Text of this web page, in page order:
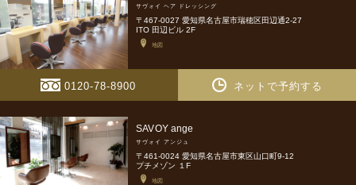
サヴォイ ヘア ドレッシング
〒467-0027 愛知県名古屋市瑞穂区田辺通2-27
ITO 田辺ビル 2F
地図
0120-78-8900 ネットで予約する
SAVOY ange
サヴォイ アンジュ
〒461-0024 愛知県名古屋市東区山口町9-12
プチメゾン １F
地図